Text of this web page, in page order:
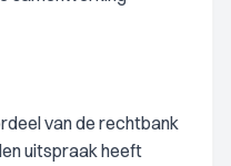
van de rechtbank
uitspraak heeft